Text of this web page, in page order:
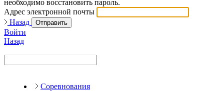
необходимо восстановить пароль.
Адрес электронной почты
Назад
Отправить
Войти
Назад
Соревнования